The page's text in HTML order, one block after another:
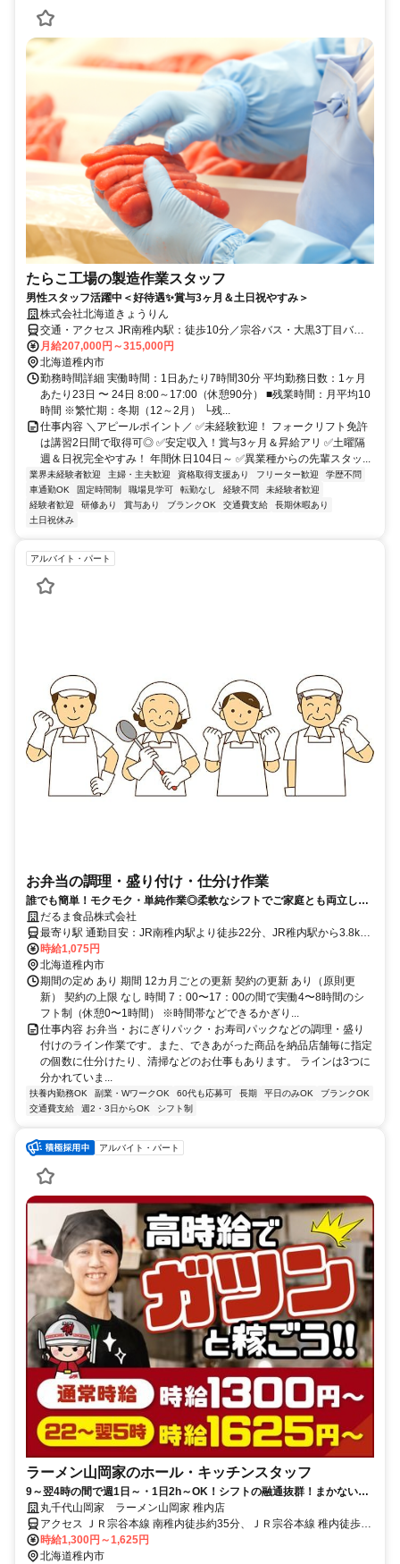
たらこ工場の製造作業スタッフ
男性スタッフ活躍中＜好待遇✨賞与3ヶ月＆土日祝やすみ＞
株式会社北海道きょうりん
交通・アクセス JR南稚内駅：徒歩10分／宗谷バス・大黒3丁目バス
停より徒歩5分
月給207,000円～315,000円
北海道稚内市
勤務時間詳細 実働時間：1日あたり7時間30分 平均勤務日数：1ヶ月
あたり23日 〜 24日 8:00～17:00（休憩90分） ■残業時間：月平均10
時間 ※繁忙期：冬期（12～2月） └残...
仕事内容 ＼アピールポイント／ ✅未経験歓迎！ フォークリフト免許
は講習2日間で取得可◎ ✅安定収入！賞与3ヶ月＆昇給アリ ✅土曜隔
週＆日祝完全やすみ！ 年間休日104日～ ✅異業種からの先輩スタッ...
業界未経験者歓迎 主婦・主夫歓迎 資格取得支援あり フリーター歓迎
学歴不問
車通勤OK
固定時間制 職場見学可 転勤なし 経験不問
未経験者歓迎
経験者歓迎
研修あり 賞与あり ブランクOK 交通費支給
長期休暇あり
土日祝休み
アルバイト・パート
お弁当の調理・盛り付け・仕分け作業
誰でも簡単！モクモク・単純作業◎柔軟なシフトでご家庭とも両立しや
すい！
だるま食品株式会社
最寄り駅 通勤目安：JR南稚内駅より徒歩22分、JR稚内駅から3.8km
宗谷バス「潮見1丁目」バス停から徒歩10分
時給1,075円
北海道稚内市
期間の定め あり 期間 12カ月ごとの更新 契約の更新 あり（原則更
新） 契約の上限 なし 時間 7：00〜17：00の間で実働4〜8時間のシ
フト制（休憩0〜1時間） ※時間帯などできるかぎり...
仕事内容 お弁当・おにぎりパック・お寿司パックなどの調理・盛り
付けのライン作業です。また、できあがった商品を納品店舗毎に指定
の個数に仕分けたり、清掃などのお仕事もあります。 ラインは3つに
分かれていま...
扶養内勤務OK 副業・WワークOK 60代も応募可 長期 平日のみOK
ブランクOK
交通費支給
週2・3日からOK シフト制
アルバイト・パート
ラーメン山岡家のホール・キッチンスタッフ
9～翌4時の間で週1日～・1日2h～OK！シフトの融通抜群！まかないあ
り！土日祝は1hあたり1450円～
丸千代山岡家 ラーメン山岡家 稚内店
アクセス ＪＲ宗谷本線 南稚内徒歩約35分、ＪＲ宗谷本線 稚内徒歩約
64分、連絡バス 稚内徒歩約64分 南稚内駅より車で約6分
時給1,300円～1,625円
北海道稚内市